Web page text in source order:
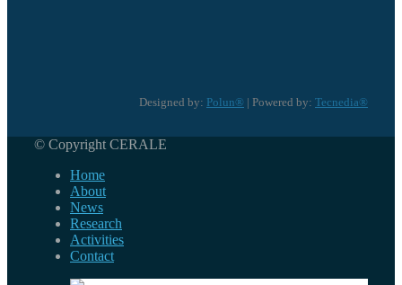
Designed by: Polun® | Powered by: Tecnedia®
© Copyright CERALE
Home
About
News
Research
Activities
Contact